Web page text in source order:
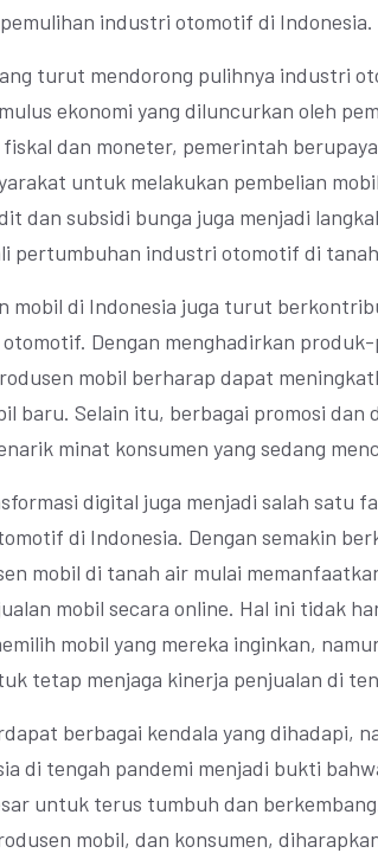
industri otomotif di Indonesia.
turut mendorong pulihnya industri
ekonomi yang diluncurkan oleh
dan moneter, pemerintah
untuk melakukan pembelian
dan subsidi bunga juga menjadi
pertumbuhan industri otomotif di
mobil di Indonesia juga turut
Dengan menghadirkan
mobil berharap dapat
baru. Selain itu, berbagai promosi dan
minat konsumen yang sedang
digital juga menjadi salah satu
di Indonesia. Dengan semakin
mobil di tanah air mulai
mobil secara online. Hal ini tidak
mobil yang mereka inginkan,
tetap menjaga kinerja penjualan di
berbagai kendala yang dihadapi,
di tengah pandemi menjadi bukti
untuk terus tumbuh dan
mobil, dan konsumen,